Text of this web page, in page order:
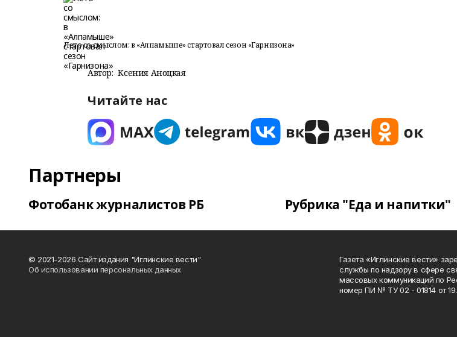
Лето со смыслом: в «Алпамыше» стартовал сезон «Гарнизона»
Автор: Ксения Аноцкая
Читайте нас
Партнеры
Фотобанк журналистов РБ Рубрика "Еда и напитки"
© 2021-2026 Сайт издания "Иглинские вести"
Об использовании персональных данных
Газета «Иглинские вести»
службы по надзору в сфере
массовых коммуникаций по
номер ПИ № ТУ 02 - 01814 от